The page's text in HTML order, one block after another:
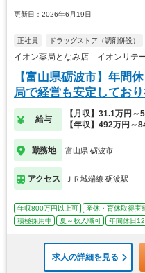
更新日：2026年6月19日
正社員 ドラッグストア（調剤併設）
イオン薬局となみ店 イオンリテ
【富山県砺波市】年間
局で経営も安定してお
給与
【月収】31.1万円～
【年収】492万円～
勤務地 富山県 砺波市
アクセス ＪＲ城端線 砺波駅
年収800万円以上可 産休・育休取得実
積極採用中
夏～秋入職可 年間休日
求人の詳細を見る